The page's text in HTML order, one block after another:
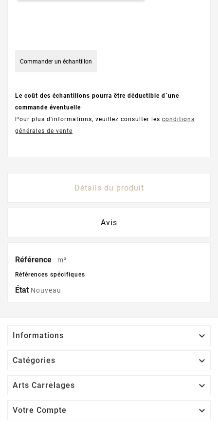
Commander un échantillon
Le coût des échantillons pourra être déductible d´une
commande éventuelle
Pour plus d'informations, veuillez consulter les conditions
générales de vente
Détails du produit
Avis
Référence m²
Références spécifiques
État Nouveau
Informations 
Catégories 
Arts Carrelages 
Votre Compte 